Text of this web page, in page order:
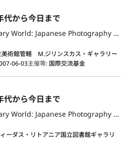
から今日まで
Gazing at the Contemporary World: Japanese Photography from the 1970s to the Present
美術館管轄 M.ジリンスカス・ギャラリー
06-03主催等: 国際交流基金
から今日まで
Gazing at the Contemporary World: Japanese Photography from the 1970s to the Present
ーダス・リトアニア国立図書館ギャラリ